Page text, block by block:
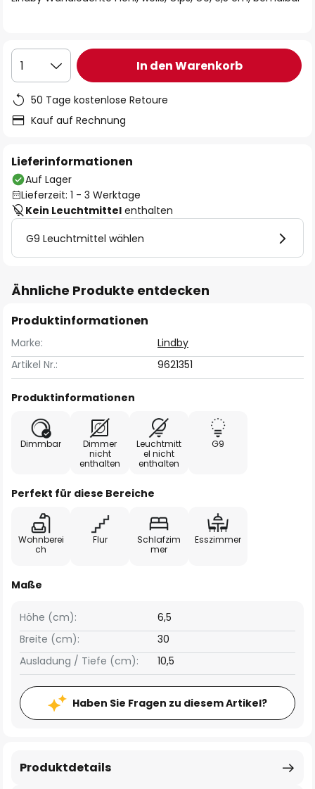
1 In den Warenkorb
50 Tage kostenlose Retoure
Kauf auf Rechnung
Lieferinformationen
Auf Lager
Lieferzeit: 1 - 3 Werktage
Kein Leuchtmittel enthalten
G9 Leuchtmittel wählen
Ähnliche Produkte entdecken
Produktinformationen
Marke:
Lindby
Artikel Nr.:
9621351
Produktinformationen
Dimmbar
Dimmer
nicht
enthalten
Leuchtmitt
el nicht
enthalten
G9
Perfekt für diese Bereiche
Wohnberei
ch
Flur
Schlafzim
mer
Esszimmer
Maße
Breite (cm): 30
Höhe (cm): 6,5
Ausladung / Tiefe (cm): 10,5
Haben Sie Fragen zu diesem Artikel?
Produktdetails